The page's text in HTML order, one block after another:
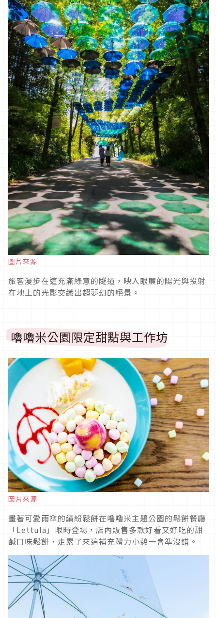
圖片來源
旅客漫步在這充滿綠意的隧道，映入眼簾的陽光與投射
在地上的光影交織出超夢幻的絕景。
嚕嚕米公園限定甜點與工作坊
圖片來源
畫著可愛雨傘的繽紛鬆餅在嚕嚕米主題公園的鬆餅餐廳
「Lettula」限時登場，店內販售多款好看又好吃的甜
鹹口味鬆餅，走累了來這補充體力小憩一會準沒錯。